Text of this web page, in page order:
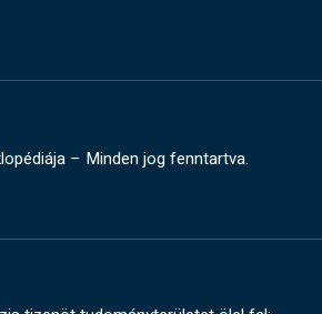
– Minden jog fenntartva.